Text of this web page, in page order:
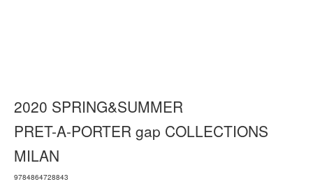
2020 SPRING&SUMMER
PRET-A-PORTER gap COLLECTIONS
MILAN
9784864728843